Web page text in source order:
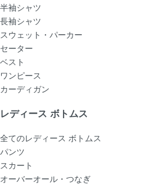
半袖シャツ
長袖シャツ
スウェット・パーカー
セーター
ベスト
ワンピース
カーディガン
レディース ボトムス
全てのレディース ボトムス
パンツ
スカート
オーバーオール・つなぎ